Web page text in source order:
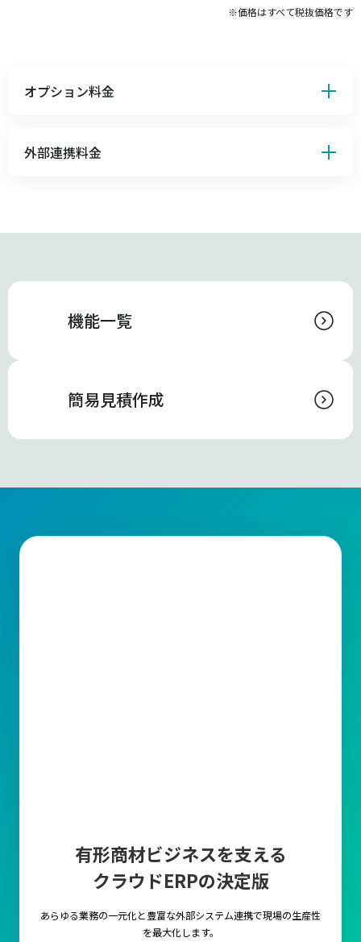
※価格はすべて税抜価格です
オプション料金
外部連携料金
機能一覧
簡易見積作成
有形商材ビジネスを支える
クラウドERPの決定版
あらゆる業務の一元化と豊富な外部システム連携で現場の生産性
を最大化します。